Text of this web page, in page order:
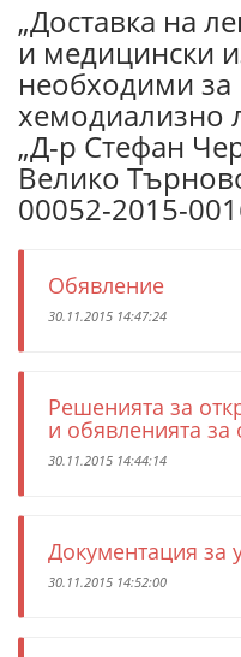
„Доставка на
и медицински
необходими
хемодиализно
„Д-р Стефан
Велико
00052-2015-
Обявление
30.11.2015 14:47:24
Решенията за
и обявленията
30.11.2015 14:44:14
Документация за
30.11.2015 14:52:00